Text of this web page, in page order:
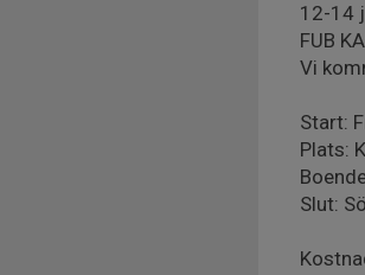
12-14
FUB
Vi
Start:
Plats:
Slut: